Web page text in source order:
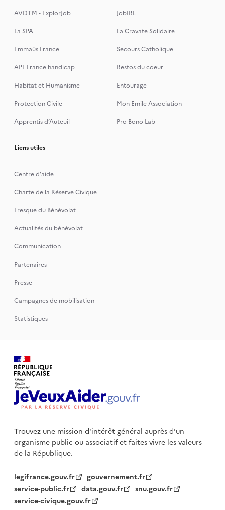
AVDTM - ExplorJob
JobIRL
La SPA
La Cravate Solidaire
Emmaüs France
Secours Catholique
APF France handicap
Restos du coeur
Habitat et Humanisme
Entourage
Protection Civile
Mon Emile Association
Apprentis d’Auteuil
Pro Bono Lab
Liens utiles
Centre d'aide
Charte de la Réserve Civique
Fresque du Bénévolat
Actualités du bénévolat
Communication
Partenaires
Presse
Campagnes de mobilisation
Statistiques
Trouvez une mission d'intérêt général auprès d’un
organisme publicou associatif et faites vivre les valeurs
de la République.
legifrance.gouv.fr
gouvernement.fr
service-public.fr
data.gouv.fr
snu.gouv.fr
service-civique.gouv.fr